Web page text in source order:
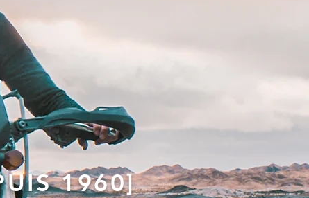
1960]